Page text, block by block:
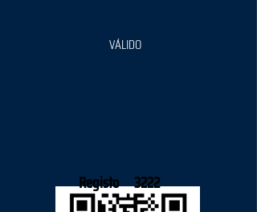
VÁLIDO
Registo 3222